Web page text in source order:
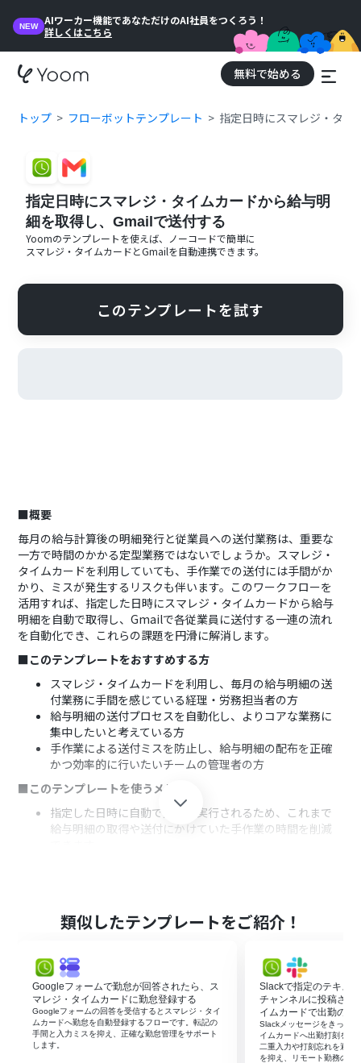
NEW
AIワーカー機能であなただけのAI社員をつくろう！
詳しくはこちら
無料で始める
トップ フローボットテンプレート 指定日時にスマレジ・タ
指定日時にスマレジ・タイムカードから給与明
細を取得し、Gmailで送付する
Yoomのテンプレートを使えば、ノーコードで簡単に
スマレジ・タイムカードとGmailを自動連携できます。
このテンプレートを試す
■概要
毎月の給与計算後の明細発行と従業員への送付業務は、重要な
一方で時間のかかる定型業務ではないでしょうか。スマレジ・
タイムカードを利用していても、手作業での送付には手間がか
かり、ミスが発生するリスクも伴います。このワークフローを
活用すれば、指定した日時にスマレジ・タイムカードから給与
明細を自動で取得し、Gmailで各従業員に送付する一連の流れ
を自動化でき、これらの課題を円滑に解消します。
■このテンプレートをおすすめする方
スマレジ・タイムカードを利用し、毎月の給与明細の送
付業務に手間を感じている経理・労務担当者の方
給与明細の送付プロセスを自動化し、よりコアな業務に
集中したいと考えている方
手作業による送付ミスを防止し、給与明細の配布を正確
かつ効率的に行いたいチームの管理者の方
■このテンプレートを使うメリット
指定した日時に自動で処理が実行されるため、これまで
給与明細の取得や送付にかけていた手作業の時間を削減
■フローボットの流れ
携します
次に、トリガーでスケジュールトリガー機能を設定し、こ
のフローを起動したい日時を指定します
オペレーションで、スマレジ・タイムカードの「従業員を
検索」アクションを設定します
次に、AI機能の「テキストからデータを抽出する」アクシ
ョンで、後続の処理に必要な従業員情報を抽出します
類似したテンプレートをご紹介！
Googleフォームで勤怠が回答されたら、ス
マレジ・タイムカードに勤怠登録する
Googleフォームの回答を受信するとスマレジ・タイ
ムカードへ勤怠を自動登録するフローです。転記の
手間と入力ミスを抑え、正確な勤怠管理をサポート
します。
Slackで指定のテキス
チャンネルに投稿され
イムカードで出勤の打
Slackメッセージをきっか
イムカードへ出勤打刻を自
二重入力や打刻忘れを避け
を抑え、リモート勤務の管